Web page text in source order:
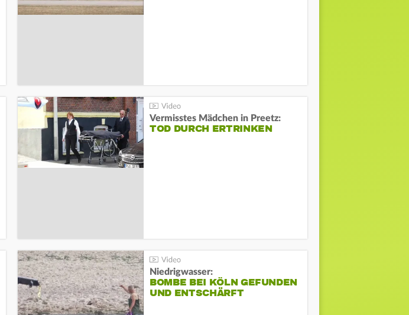
Vermisstes Mädchen in Preetz:
TOD DURCH ERTRINKEN
Niedrigwasser:
BOMBE BEI KÖLN GEFUNDEN
UND ENTSCHÄRFT